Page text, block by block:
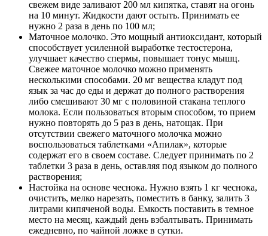
свежем виде заливают 200 мл кипятка, ставят на огонь
на 10 минут. Жидкости дают остыть. Принимать ее
нужно 2 раза в день по 100 мл;
Маточное молочко. Это мощный антиоксидант, который
способствует усиленной выработке тестостерона,
улучшает качество спермы, повышает тонус мышц.
Свежее маточное молочко можно применять
несколькими способами. 20 мг вещества кладут под
язык за час до еды и держат до полного растворения
либо смешивают 30 мг с половиной стакана теплого
молока. Если пользоваться вторым способом, то прием
нужно повторять до 5 раз в день, натощак. При
отсутствии свежего маточного молочка можно
воспользоваться таблетками «Апилак», которые
содержат его в своем составе. Следует принимать по 2
таблетки 3 раза в день, оставляя под языком до полного
растворения;
Настойка на основе чеснока. Нужно взять 1 кг чеснока,
очистить, мелко нарезать, поместить в банку, залить 3
литрами кипяченой воды. Емкость поставить в темное
место на месяц, каждый день взбалтывать. Принимать
ежедневно, по чайной ложке в сутки.